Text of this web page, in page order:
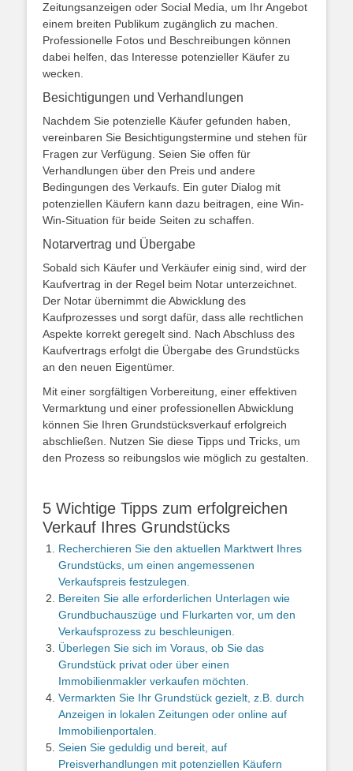
Zeitungsanzeigen oder Social Media, um Ihr Angebot
einem breiten Publikum zugänglich zu machen.
Professionelle Fotos und Beschreibungen können
dabei helfen, das Interesse potenzieller Käufer zu
wecken.
Besichtigungen und Verhandlungen
Nachdem Sie potenzielle Käufer gefunden haben,
vereinbaren Sie Besichtigungstermine und stehen für
Fragen zur Verfügung. Seien Sie offen für
Verhandlungen über den Preis und andere
Bedingungen des Verkaufs. Ein guter Dialog mit
potenziellen Käufern kann dazu beitragen, eine Win-
Win-Situation für beide Seiten zu schaffen.
Notarvertrag und Übergabe
Sobald sich Käufer und Verkäufer einig sind, wird der
Kaufvertrag in der Regel beim Notar unterzeichnet.
Der Notar übernimmt die Abwicklung des
Kaufprozesses und sorgt dafür, dass alle rechtlichen
Aspekte korrekt geregelt sind. Nach Abschluss des
Kaufvertrags erfolgt die Übergabe des Grundstücks
an den neuen Eigentümer.
Mit einer sorgfältigen Vorbereitung, einer effektiven
Vermarktung und einer professionellen Abwicklung
können Sie Ihren Grundstücksverkauf erfolgreich
abschließen. Nutzen Sie diese Tipps und Tricks, um
den Prozess so reibungslos wie möglich zu gestalten.
5 Wichtige Tipps zum erfolgreichen
Verkauf Ihres Grundstücks
Recherchieren Sie den aktuellen Marktwert Ihres
Grundstücks, um einen angemessenen
Verkaufspreis festzulegen.
Bereiten Sie alle erforderlichen Unterlagen wie
Grundbuchauszüge und Flurkarten vor, um den
Verkaufsprozess zu beschleunigen.
Überlegen Sie sich im Voraus, ob Sie das
Grundstück privat oder über einen
Immobilienmakler verkaufen möchten.
Vermarkten Sie Ihr Grundstück gezielt, z.B. durch
Anzeigen in lokalen Zeitungen oder online auf
Immobilienportalen.
Seien Sie geduldig und bereit, auf
Preisverhandlungen mit potenziellen Käufern